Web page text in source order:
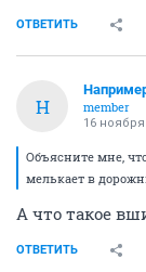
ОТВЕТИТЬ
Н
member
16 ноября
Объясните мне,
мелькает в
А что такое
ОТВЕТИТЬ